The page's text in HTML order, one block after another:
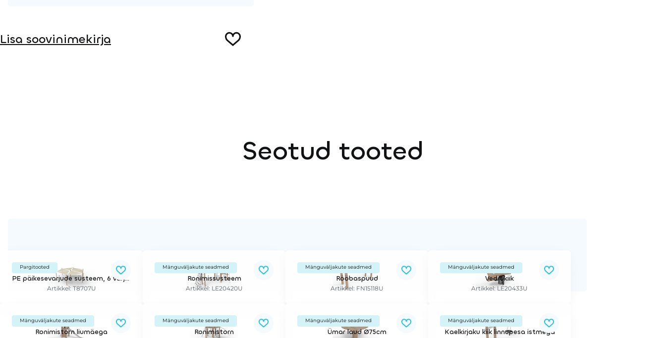
Lisa soovinimekirja
Seotud tooted
Pargitooted
PE päikesevarjude süsteem, 6 varju, 7 posti
Artikkel: T8707U
Mänguväljakute seadmed
Ronimissüsteem
Artikkel: LE20420U
Mänguväljakute seadmed
Rööbaspuud
Artikkel: FN15118U
Mänguväljakute seadmed
Vedrukiik
Artikkel: LE20433U
Mänguväljakute seadmed
Ronimistorn liumäega
Mänguväljakute seadmed
Ronimistorn
Mänguväljakute seadmed
Ümar laud Ø75cm
Mänguväljakute seadmed
Kaelkirjaku kiik linnupesa istmega